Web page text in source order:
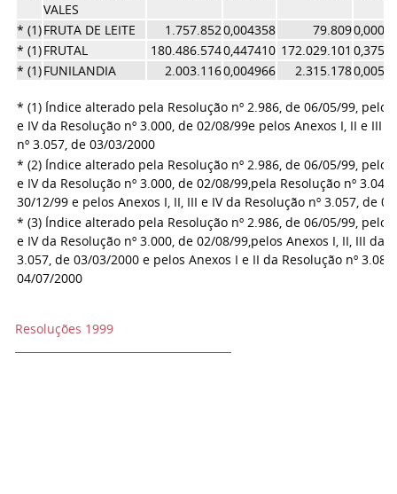
VALES
* (1)FRUTA DE LEITE 1.757.8520,004358 79.809
* (1)FRUTAL 180.486.5740,447410 172.029.101
* (1)FUNILANDIA 2.003.1160,004966 2.315.178
* (1) Índice alterado pela Resolução nº 2.986, de 06/05/99, pelos
e IV da Resolução nº 3.000, de 02/08/99e pelos Anexos I, II e III
nº 3.057, de 03/03/2000
* (2) Índice alterado pela Resolução nº 2.986, de 06/05/99, pelos
e IV da Resolução nº 3.000, de 02/08/99,pela Resolução nº
30/12/99 e pelos Anexos I, II, III e IV da Resolução nº 3.057, de
* (3) Índice alterado pela Resolução nº 2.986, de 06/05/99, pelos
e IV da Resolução nº 3.000, de 02/08/99,pelos Anexos I, II, III da
3.057, de 03/03/2000 e pelos Anexos I e II da Resolução nº
04/07/2000
Resoluções 1999